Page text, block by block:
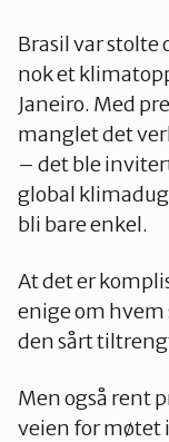
Brasil var stolte
nok et
Janeiro. Med
manglet det
– det ble
global
bli bare enkel.
At det er
enige om hvem
den sårt
Men også rent
veien for møtet